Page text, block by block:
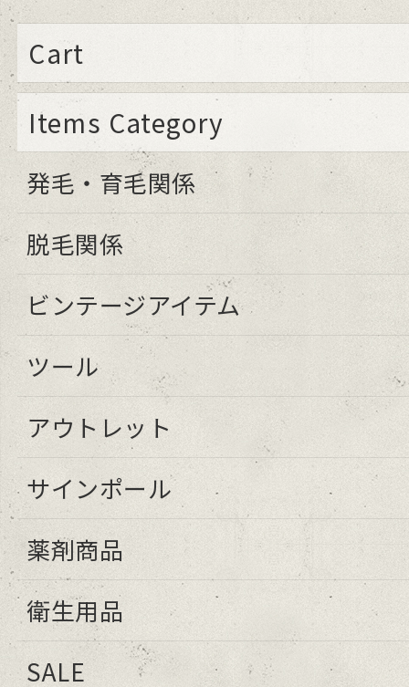
Cart
Items Category
発毛・育毛関係
脱毛関係
ビンテージアイテム
ツール
アウトレット
サインポール
薬剤商品
衛生用品
SALE